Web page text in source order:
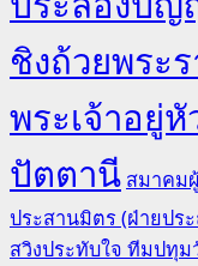
ชิงถ้วยพระ
พระเจ้าอยู่
ปัตตานี สมาคม
ประสานมิตร (ฝ่ายปร
สวิงประทับใจ ทีมปทุ